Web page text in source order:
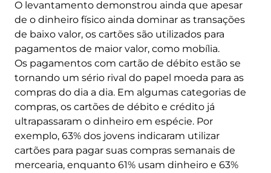
O levantamento demonstrou ainda que apesar
de o dinheiro físico ainda dominar as transações
de baixo valor, os cartões são utilizados para
pagamentos de maior valor, como mobília.
Os pagamentos com cartão de débito estão se
tornando um sério rival do papel moeda para as
compras do dia a dia. Em algumas categorias de
compras, os cartões de débito e crédito já
ultrapassaram o dinheiro em espécie. Por
exemplo, 63% dos jovens indicaram utilizar
cartões para pagar suas compras semanais de
mercearia, enquanto 61% usam dinheiro e 63%